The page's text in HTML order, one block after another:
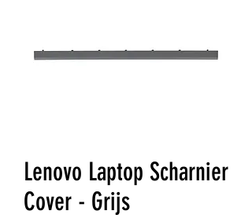
Lenovo Laptop Scharnier
Cover - Grijs